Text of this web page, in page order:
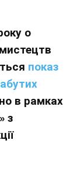
о
показ
в рамках
з